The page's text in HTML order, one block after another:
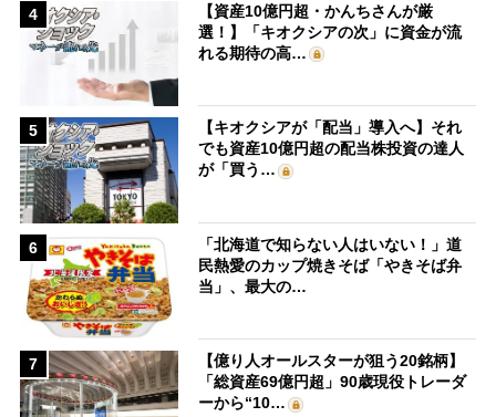
4
【資産10億円超・かんちさんが厳
選！】「キオクシアの次」に資金が流
れる期待の高…
5
【キオクシアが「配当」導入へ】それ
でも資産10億円超の配当株投資の達人
が「買う…
6
「北海道で知らない人はいない！」道
民熱愛のカップ焼きそば「やきそば弁
当」、最大の…
7
【億り人オールスターが狙う20銘柄】
「総資産69億円超」90歳現役トレーダ
ーから“10…